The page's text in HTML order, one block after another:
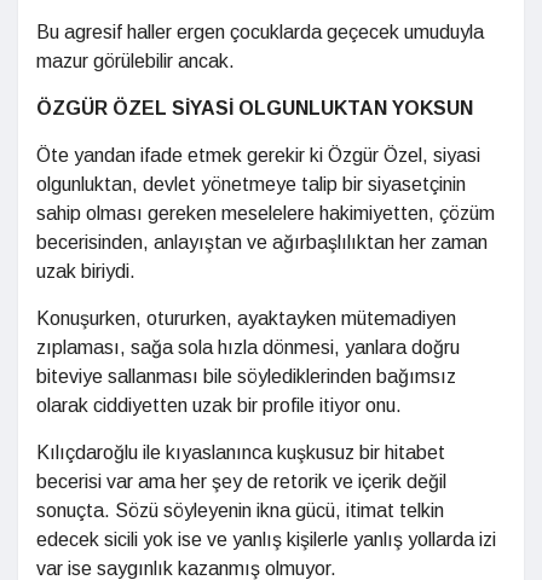
Bu agresif haller ergen çocuklarda geçecek umuduyla
mazur görülebilir ancak.
ÖZGÜR ÖZEL SİYASİ OLGUNLUKTAN YOKSUN
Öte yandan ifade etmek gerekir ki Özgür Özel, siyasi
olgunluktan, devlet yönetmeye talip bir siyasetçinin
sahip olması gereken meselelere hakimiyetten, çözüm
becerisinden, anlayıştan ve ağırbaşlılıktan her zaman
uzak biriydi.
Konuşurken, otururken, ayaktayken mütemadiyen
zıplaması, sağa sola hızla dönmesi, yanlara doğru
biteviye sallanması bile söylediklerinden bağımsız
olarak ciddiyetten uzak bir profile itiyor onu.
Kılıçdaroğlu ile kıyaslanınca kuşkusuz bir hitabet
becerisi var ama her şey de retorik ve içerik değil
sonuçta. Sözü söyleyenin ikna gücü, itimat telkin
edecek sicili yok ise ve yanlış kişilerle yanlış yollarda izi
var ise saygınlık kazanmış olmuyor.